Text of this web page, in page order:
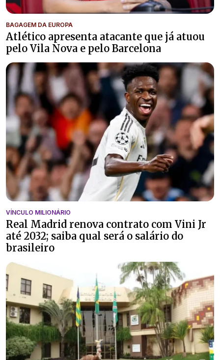
BAGAGEM DA EUROPA
Atlético apresenta atacante que já atuou
pelo Vila Nova e pelo Barcelona
VÍNCULO MILIONÁRIO
Real Madrid renova contrato com Vini Jr
até 2032; saiba qual será o salário do
brasileiro